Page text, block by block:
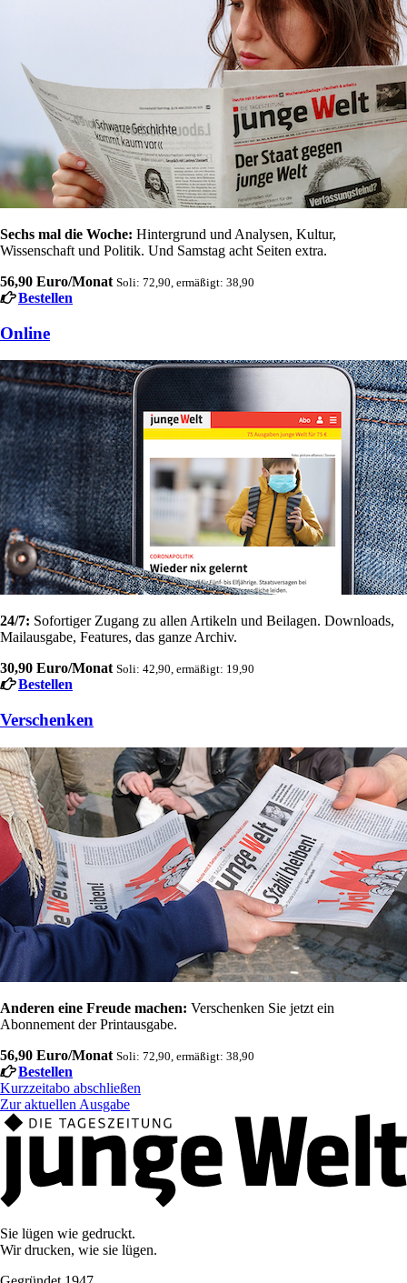
Sechs mal die Woche: Hintergrund und Analysen, Kultur,
Wissenschaft und Politik. Und Samstag acht Seiten extra.
56,90 Euro/Monat Soli: 72,90, ermäßigt: 38,90
Bestellen
Online
24/7: Sofortiger Zugang zu allen Artikeln und Beilagen. Downloads,
Mailausgabe, Features, das ganze Archiv.
30,90 Euro/Monat Soli: 42,90, ermäßigt: 19,90
Bestellen
Verschenken
Anderen eine Freude machen: Verschenken Sie jetzt ein
Abonnement der Printausgabe.
56,90 Euro/Monat Soli: 72,90, ermäßigt: 38,90
Bestellen
Kurzzeitabo abschließen
Zur aktuellen Ausgabe
Sie lügen wie gedruckt.
Wir drucken, wie sie lügen.